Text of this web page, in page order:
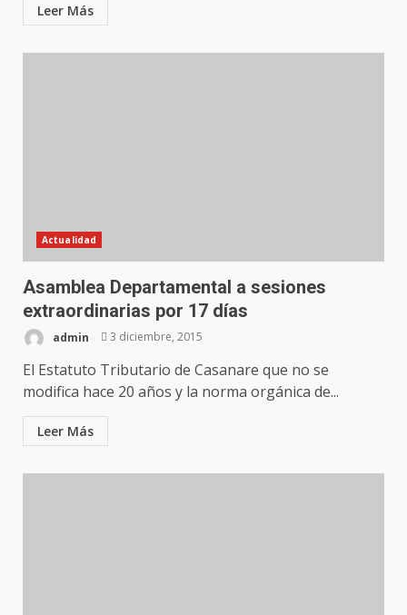
Leer Más
Actualidad
Asamblea Departamental a sesiones
extraordinarias por 17 días
admin 3 diciembre, 2015
El Estatuto Tributario de Casanare que no se
modifica hace 20 años y la norma orgánica de...
Leer Más